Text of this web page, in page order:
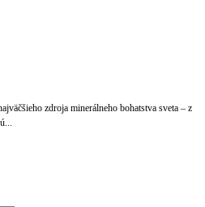
zdroja minerálneho bohatstva sveta – z